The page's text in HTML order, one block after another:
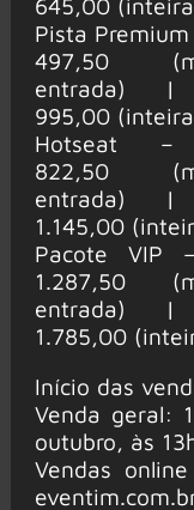
645,00
Pista Premium
497,50
entrada) |
995,00
Hotseat –
822,50
entrada) |
1.145,00
Pacote VIP
1.287,50
entrada) |
1.785,00
Início das
Venda geral:
outubro, às
Vendas